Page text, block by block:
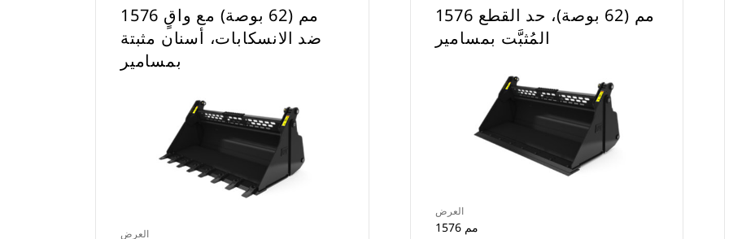
1576 مم (62 بوصة) مع واقٍ
ضد الانسكابات، أسنان مثبتة
بمسامير
العرض
1576 مم (62 بوصة)، حد القطع
المُثبَّت بمسامير
العرض
1576 مم